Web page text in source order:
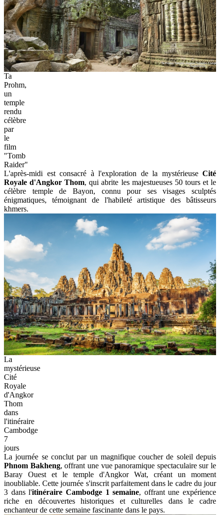
Ta
Prohm,
un
temple
rendu
célèbre
par
le
film
"Tomb
Raider"
L'après-midi est consacré à l'exploration de la mystérieuse Cité
Royale d'Angkor Thom, qui abrite les majestueuses 50 tours et le
célèbre temple de Bayon, connu pour ses visages sculptés
énigmatiques, témoignant de l'habileté artistique des bâtisseurs
khmers.
La
mystérieuse
Cité
Royale
d'Angkor
Thom
dans
l'itinéraire
Cambodge
7
jours
La journée se conclut par un magnifique coucher de soleil depuis
Phnom Bakheng, offrant une vue panoramique spectaculaire sur le
Baray Ouest et le temple d'Angkor Wat, créant un moment
inoubliable. Cette journée s'inscrit parfaitement dans le cadre du jour
3 dans l'itinéraire Cambodge 1 semaine, offrant une expérience
riche en découvertes historiques et culturelles dans le cadre
enchanteur de cette semaine fascinante dans le pays.